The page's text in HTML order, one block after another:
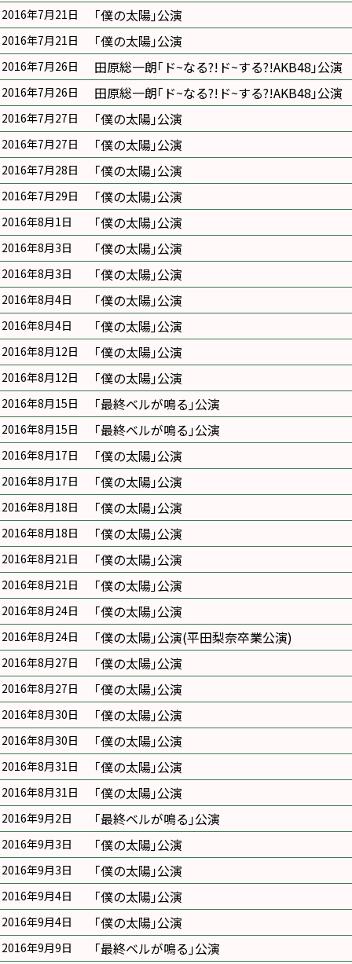
2016年7月21日 ｢僕の太陽｣公演
2016年7月21日 ｢僕の太陽｣公演
2016年7月26日 田原総一朗｢ド~なる?!ド~する?!AKB48｣公演
2016年7月26日 田原総一朗｢ド~なる?!ド~する?!AKB48｣公演
2016年7月27日 ｢僕の太陽｣公演
2016年7月27日 ｢僕の太陽｣公演
2016年7月28日 ｢僕の太陽｣公演
2016年7月29日 ｢僕の太陽｣公演
2016年8月1日 ｢僕の太陽｣公演
2016年8月3日 ｢僕の太陽｣公演
2016年8月3日 ｢僕の太陽｣公演
2016年8月4日 ｢僕の太陽｣公演
2016年8月4日 ｢僕の太陽｣公演
2016年8月12日 ｢僕の太陽｣公演
2016年8月12日 ｢僕の太陽｣公演
2016年8月15日 ｢最終ベルが鳴る｣公演
2016年8月15日 ｢最終ベルが鳴る｣公演
2016年8月17日 ｢僕の太陽｣公演
2016年8月17日 ｢僕の太陽｣公演
2016年8月18日 ｢僕の太陽｣公演
2016年8月18日 ｢僕の太陽｣公演
2016年8月21日 ｢僕の太陽｣公演
2016年8月21日 ｢僕の太陽｣公演
2016年8月24日 ｢僕の太陽｣公演
2016年8月24日 ｢僕の太陽｣公演(平田梨奈卒業公演)
2016年8月27日 ｢僕の太陽｣公演
2016年8月27日 ｢僕の太陽｣公演
2016年8月30日 ｢僕の太陽｣公演
2016年8月30日 ｢僕の太陽｣公演
2016年8月31日 ｢僕の太陽｣公演
2016年8月31日 ｢僕の太陽｣公演
2016年9月2日 ｢最終ベルが鳴る｣公演
2016年9月3日 ｢僕の太陽｣公演
2016年9月3日 ｢僕の太陽｣公演
2016年9月4日 ｢僕の太陽｣公演
2016年9月4日 ｢僕の太陽｣公演
2016年9月9日 ｢最終ベルが鳴る｣公演